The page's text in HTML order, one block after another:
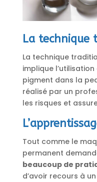
La technique
La technique
implique
pigment dans la
réalisé par un
les risques et
Tout comme le
permanent
beaucoup de
d’avoir recours à